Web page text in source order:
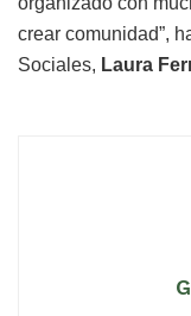
crear comunidad”,
Sociales, Laura